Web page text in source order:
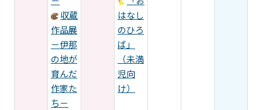
収蔵
作品展
－伊那
の地が
育んだ
作家た
ち－
はなし
のひろ
ば」
（未満
児向
け）